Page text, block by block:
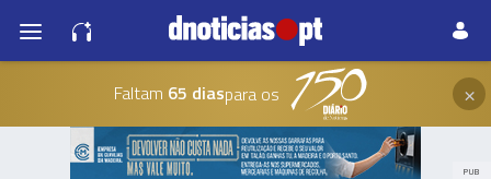
Faltam 65 diaspara os ×
PUB